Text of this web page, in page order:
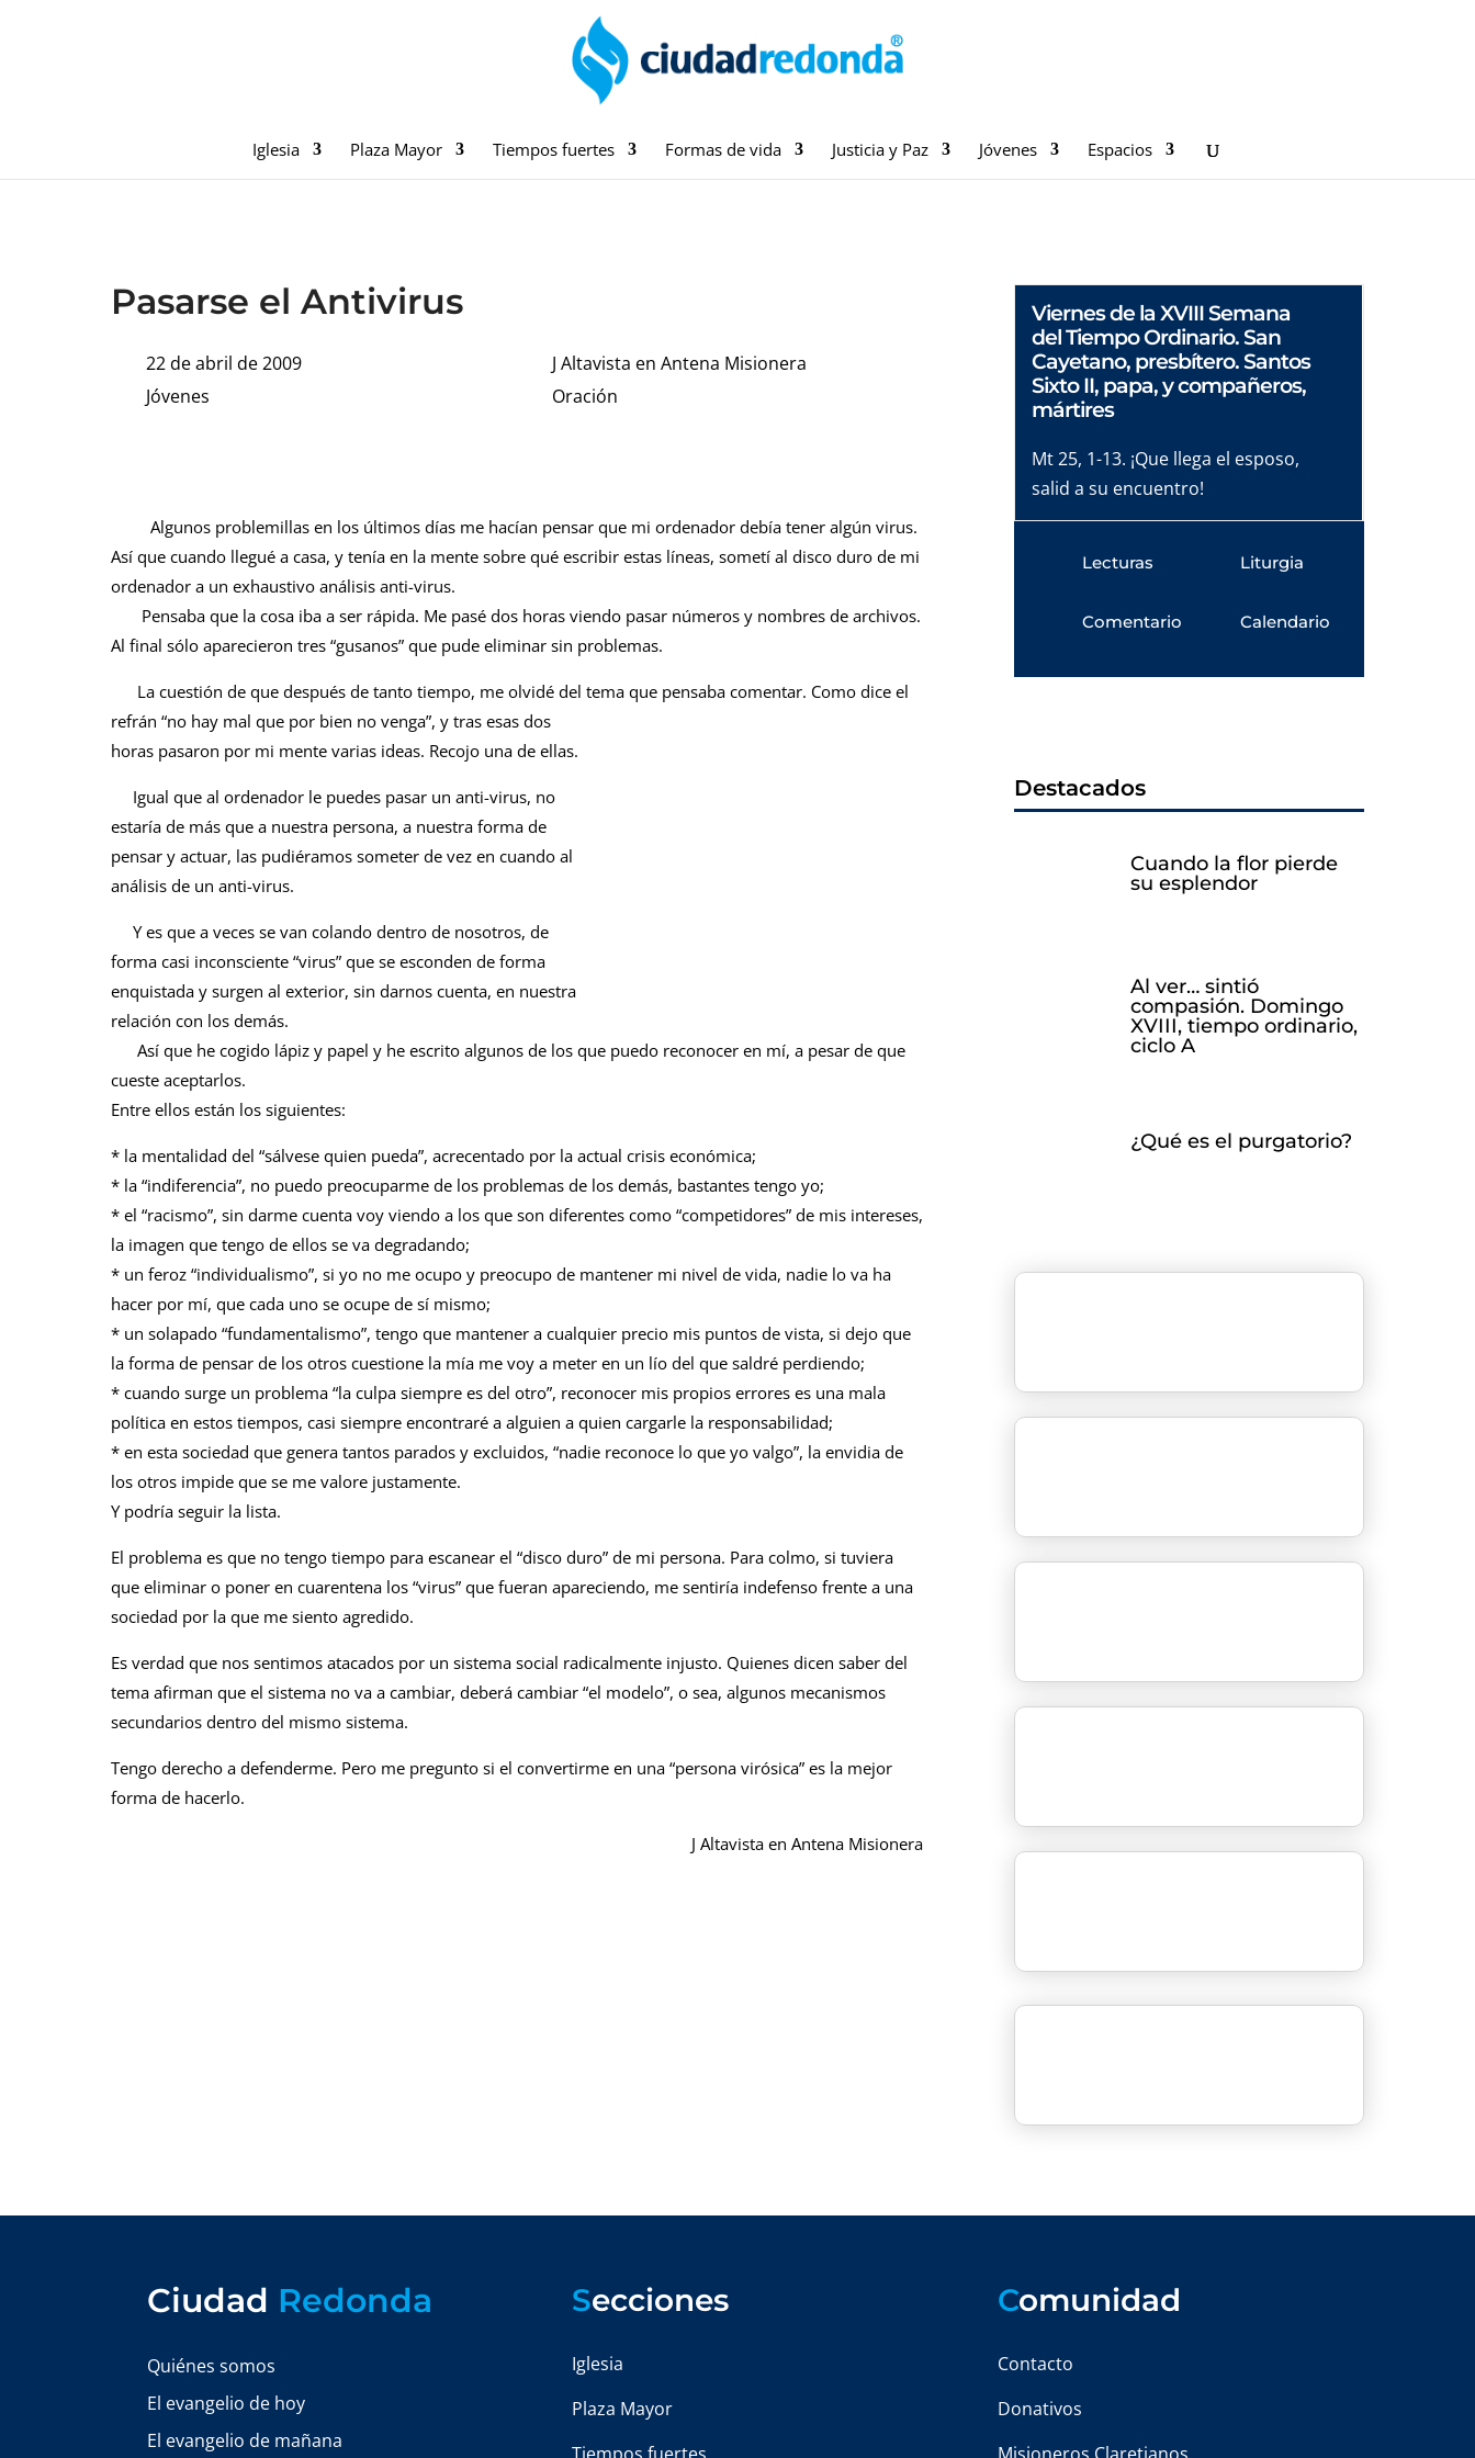
Iglesia Plaza Mayor Tiempos fuertes Formas de vida Justicia y Paz Jóvenes Espacios
Pasarse el Antivirus
22 de abril de 2009
Jóvenes
J Altavista en Antena Misionera
Oración
Algunos problemillas en los últimos días me hacían pensar que mi ordenador debía tener algún virus.
Así que cuando llegué a casa, y tenía en la mente sobre qué escribir estas líneas, sometí al disco duro de mi
ordenador a un exhaustivo análisis anti-virus.
Pensaba que la cosa iba a ser rápida. Me pasé dos horas viendo pasar números y nombres de archivos.
Al final sólo aparecieron tres “gusanos” que pude eliminar sin problemas.
La cuestión de que después de tanto tiempo, me olvidé del tema que pensaba comentar. Como dice el
refrán “no hay mal que por bien no venga”, y tras esas dos
horas pasaron por mi mente varias ideas. Recojo una de ellas.
Igual que al ordenador le puedes pasar un anti-virus, no
estaría de más que a nuestra persona, a nuestra forma de
pensar y actuar, las pudiéramos someter de vez en cuando al
análisis de un anti-virus.
Y es que a veces se van colando dentro de nosotros, de
forma casi inconsciente “virus” que se esconden de forma
enquistada y surgen al exterior, sin darnos cuenta, en nuestra
relación con los demás.
Así que he cogido lápiz y papel y he escrito algunos de los que puedo reconocer en mí, a pesar de que
cueste aceptarlos.
Entre ellos están los siguientes:
* la mentalidad del “sálvese quien pueda”, acrecentado por la actual crisis económica;
* la “indiferencia”, no puedo preocuparme de los problemas de los demás, bastantes tengo yo;
* el “racismo”, sin darme cuenta voy viendo a los que son diferentes como “competidores” de mis intereses,
la imagen que tengo de ellos se va degradando;
* un feroz “individualismo”, si yo no me ocupo y preocupo de mantener mi nivel de vida, nadie lo va ha
hacer por mí, que cada uno se ocupe de sí mismo;
* un solapado “fundamentalismo”, tengo que mantener a cualquier precio mis puntos de vista, si dejo que
la forma de pensar de los otros cuestione la mía me voy a meter en un lío del que saldré perdiendo;
* cuando surge un problema “la culpa siempre es del otro”, reconocer mis propios errores es una mala
política en estos tiempos, casi siempre encontraré a alguien a quien cargarle la responsabilidad;
* en esta sociedad que genera tantos parados y excluidos, “nadie reconoce lo que yo valgo”, la envidia de
los otros impide que se me valore justamente.
Y podría seguir la lista.
El problema es que no tengo tiempo para escanear el “disco duro” de mi persona. Para colmo, si tuviera
que eliminar o poner en cuarentena los “virus” que fueran apareciendo, me sentiría indefenso frente a una
sociedad por la que me siento agredido.
Es verdad que nos sentimos atacados por un sistema social radicalmente injusto. Quienes dicen saber del
tema afirman que el sistema no va a cambiar, deberá cambiar “el modelo”, o sea, algunos mecanismos
secundarios dentro del mismo sistema.
Tengo derecho a defenderme. Pero me pregunto si el convertirme en una “persona virósica” es la mejor
forma de hacerlo.
J Altavista en Antena Misionera
Viernes de la XVIII Semana
del Tiempo Ordinario. San
Cayetano, presbítero. Santos
Sixto II, papa, y compañeros,
mártires
Mt 25, 1-13. ¡Que llega el esposo,
salid a su encuentro!
Lecturas
Comentario
Liturgia
Calendario
Destacados
Cuando la flor pierde
su esplendor
Al ver… sintió
compasión. Domingo
XVIII, tiempo ordinario,
ciclo A
¿Qué es el purgatorio?
Ciudad Redonda
Quiénes somos
El evangelio de hoy
El evangelio de mañana
Secciones
Iglesia
Plaza Mayor
Tiempos fuertes
Comunidad
Contacto
Donativos
Misioneros Claretianos